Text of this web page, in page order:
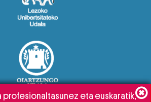
profesionaltasunez eta euskaratik,